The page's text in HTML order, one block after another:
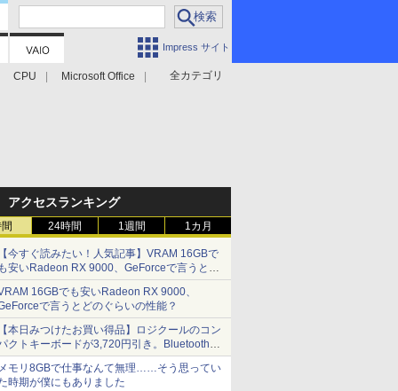
Impress サイト
全カテゴリ
CPU Microsoft Office
アクセスランキング
24時間 1週間 1カ月
今すぐ読みたい！人気記事】VRAM 16GBで
安いRadeon RX 9000、GeForceで言うとど
ぐらいの性能？ - PC Watch
16GBでも安いRadeon RX 9000、
で言うとどのぐらいの性能？
本日みつけたお買い得品】ロジクールのコン
クトキーボードが3,720円引き。Bluetoothで3
接続対応
モリ8GBで仕事なんて無理……そう思ってい
時期が僕にもありました